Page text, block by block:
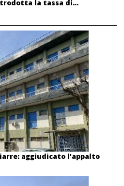
la tassa di...
aggiudicato l’appalto